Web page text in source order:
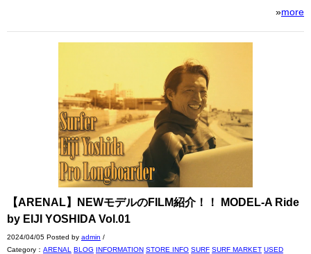
»more
【ARENAL】NEWモデルのFILM紹介！！ MODEL-A Ride
by EIJI YOSHIDA Vol.01
2024/04/05 Posted by admin /
Category： ARENAL BLOG INFORMATION STORE INFO SURF SURF MARKET USED